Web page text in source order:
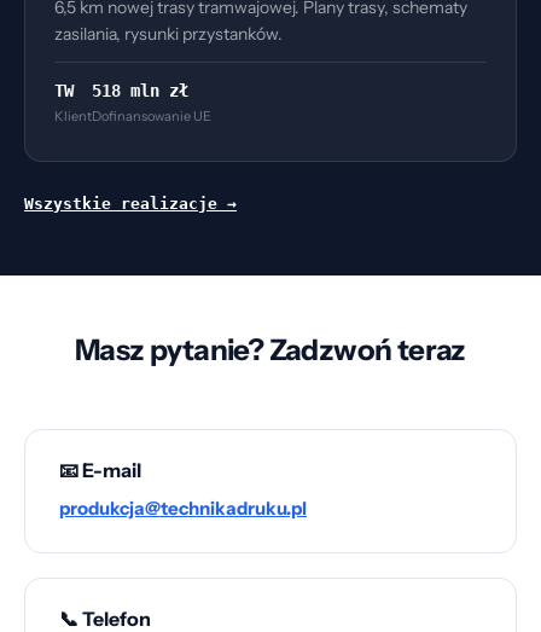
6,5 km nowej trasy tramwajowej. Plany trasy, schematy
zasilania, rysunki przystanków.
TW
Klient
518 mln zł
Dofinansowanie UE
Wszystkie realizacje →
Masz pytanie? Zadzwoń teraz
📧 E-mail
produkcja@technikadruku.pl
📞 Telefon